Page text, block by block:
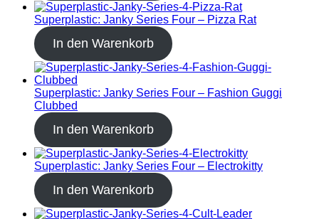
Superplastic: Janky Series Four – Pizza Rat
In den Warenkorb
Superplastic: Janky Series Four – Fashion Guggi
Clubbed
In den Warenkorb
Superplastic: Janky Series Four – Electrokitty
In den Warenkorb